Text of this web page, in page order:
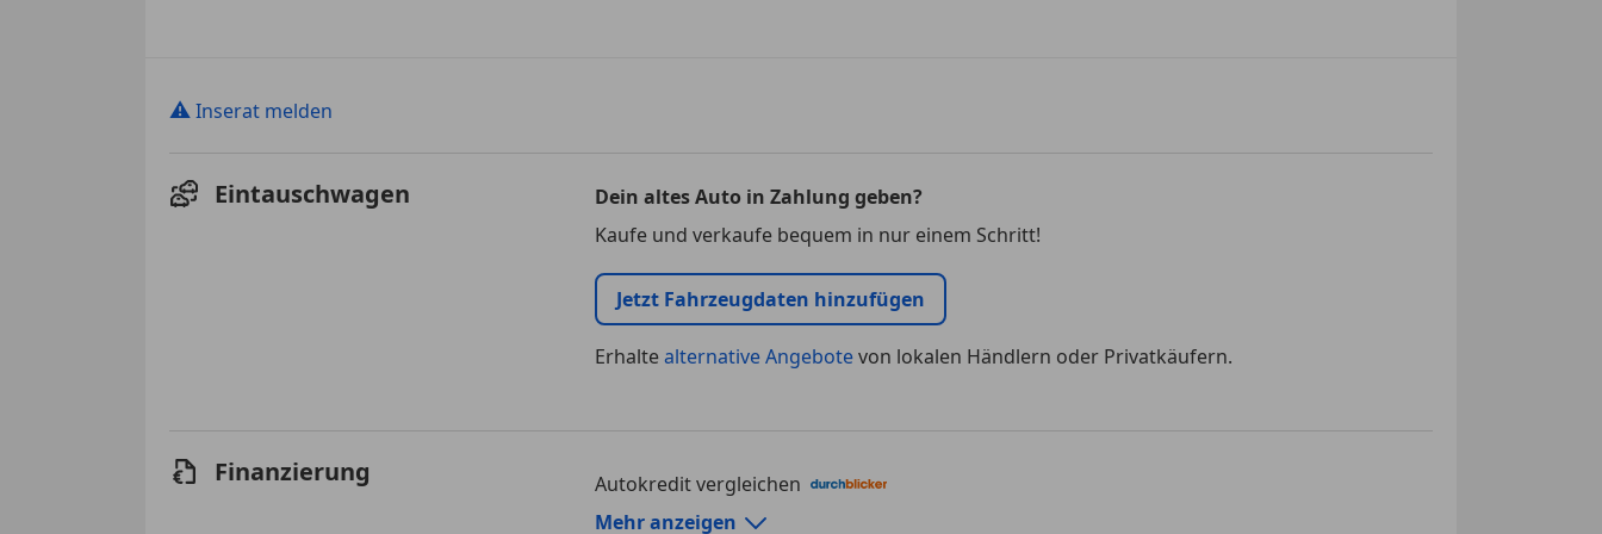
⚠ Inserat melden
Eintauschwagen
Dein altes Auto in Zahlung geben?
Kaufe und verkaufe bequem in nur einem Schritt!
Jetzt Fahrzeugdaten hinzufügen
Erhaltealternative Angebotevon lokalen Händlern oder Privatkäufern.
Finanzierung
Autokredit vergleichen
Autokredit-Rechner von durchblicker.at
Mehr anzeigen